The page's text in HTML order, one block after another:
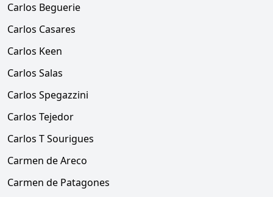
Carlos Beguerie
Carlos Casares
Carlos Keen
Carlos Salas
Carlos Spegazzini
Carlos Tejedor
Carlos T Sourigues
Carmen de Areco
Carmen de Patagones